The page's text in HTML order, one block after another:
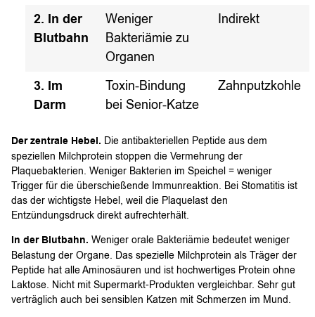
2. In der
Blutbahn
Weniger
Bakteriämie zu
Organen
Indirekt
3. Im
Darm
Toxin-Bindung
bei Senior-Katze
Zahnputzkohle
Der zentrale Hebel. Die antibakteriellen Peptide aus dem
speziellen Milchprotein stoppen die Vermehrung der
Plaquebakterien. Weniger Bakterien im Speichel = weniger
Trigger für die überschießende Immunreaktion. Bei Stomatitis ist
das der wichtigste Hebel, weil die Plaquelast den
Entzündungsdruck direkt aufrechterhält.
In der Blutbahn. Weniger orale Bakteriämie bedeutet weniger
Belastung der Organe. Das spezielle Milchprotein als Träger der
Peptide hat alle Aminosäuren und ist hochwertiges Protein ohne
Laktose. Nicht mit Supermarkt-Produkten vergleichbar. Sehr gut
verträglich auch bei sensiblen Katzen mit Schmerzen im Mund.